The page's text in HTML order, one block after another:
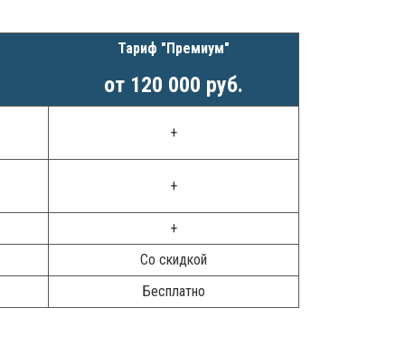
Тариф "Премиум"
от 120 000 руб.
+
+
+
Со скидкой
Бесплатно